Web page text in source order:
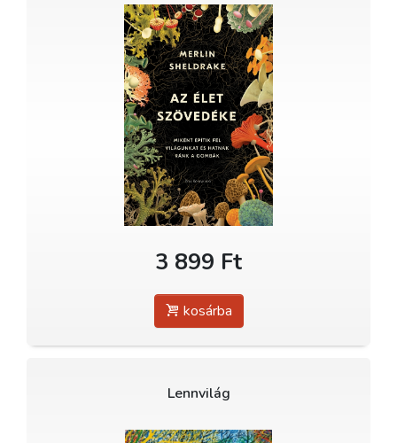
3 899 Ft
kosárba
Lennvilág